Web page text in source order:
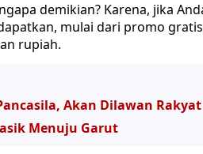
demikian? Karena, jika
mulai dari promo
rupiah.
Akan Dilawan
Menuju Garut